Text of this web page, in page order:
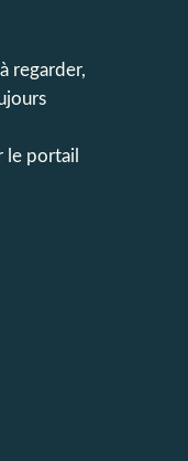
regarder,
le portail